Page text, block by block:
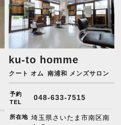
ku-to homme
クート オム 南浦和 メンズサロン
予約
TEL
048-633-7515
所在地 埼玉県さいたま市南区南